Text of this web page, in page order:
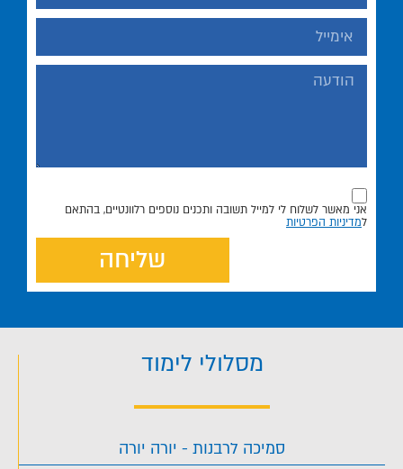
אני מאשר לשלוח לי למייל תשובה ותכנים נוספים רלוונטיים, בהתאם
למדיניות הפרטיות
שליחה
מסלולי לימוד
סמיכה לרבנות - יורה יורה